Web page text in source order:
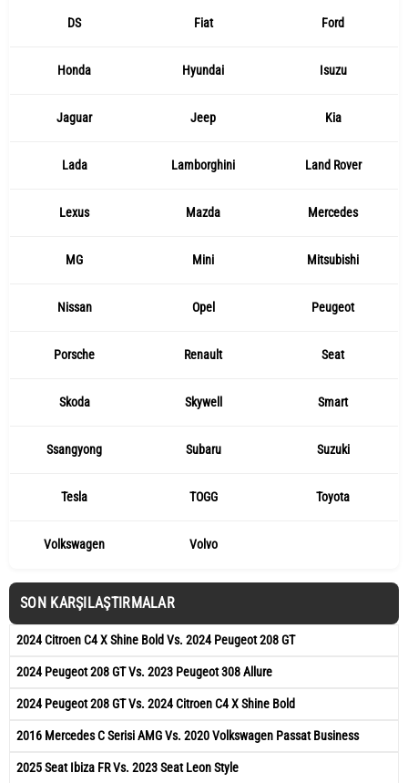
DS Fiat Ford
Honda Hyundai Isuzu
Jaguar Jeep Kia
Lada Lamborghini Land Rover
Lexus Mazda Mercedes
MG Mini Mitsubishi
Nissan Opel Peugeot
Porsche Renault Seat
Skoda Skywell Smart
Ssangyong Subaru Suzuki
Tesla TOGG Toyota
Volkswagen Volvo
SON KARŞILAŞTIRMALAR
2024 Citroen C4 X Shine Bold Vs. 2024 Peugeot 208 GT
2024 Peugeot 208 GT Vs. 2023 Peugeot 308 Allure
2024 Peugeot 208 GT Vs. 2024 Citroen C4 X Shine Bold
2016 Mercedes C Serisi AMG Vs. 2020 Volkswagen Passat Business
2025 Seat Ibiza FR Vs. 2023 Seat Leon Style